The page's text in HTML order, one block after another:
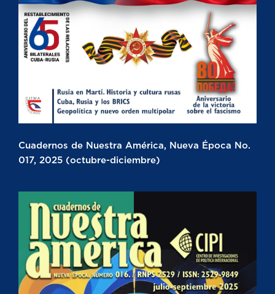
Cuadernos de Nuestra América, Nueva Época No.
017, 2025 (octubre-diciembre)